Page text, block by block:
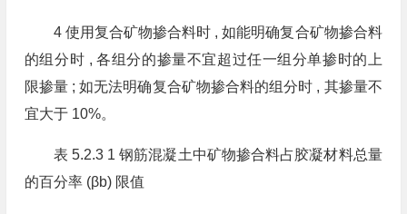
4 使用复合矿物掺合料时 , 如能明确复合矿物掺合料
的组分时 , 各组分的掺量不宜超过任一组分单掺时的上
限掺量 ; 如无法明确复合矿物掺合料的组分时 , 其掺量不
宜大于 10%。
表 5.2.3 1 钢筋混凝土中矿物掺合料占胶凝材料总量
的百分率 (βb) 限值